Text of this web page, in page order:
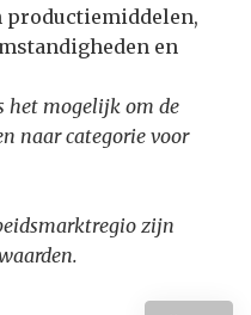
productiemiddelen,
en
het mogelijk om de
naar categorie voor
zijn